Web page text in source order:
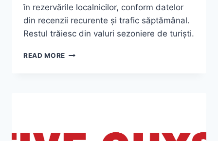
în rezervările localnicilor, conform datelor
din recenzii recurente și trafic săptămânal.
Restul trăiesc din valuri sezoniere de turiști.
READ MORE TOP
UNDE